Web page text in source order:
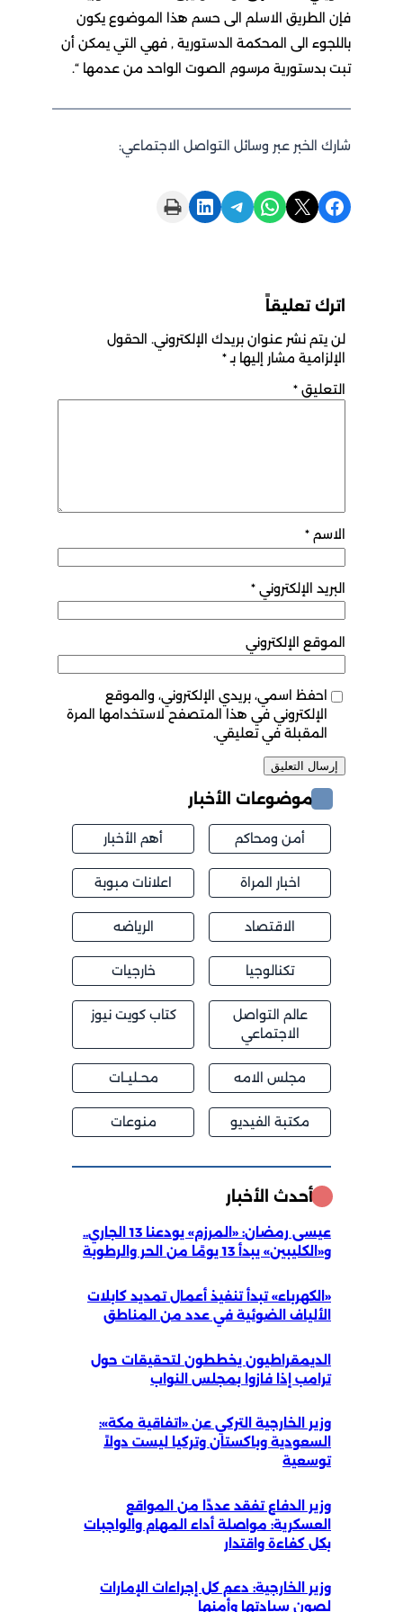
فإن الطريق الاسلم الى حسم هذا الموضوع يكون
باللجوء الى المحكمة الدستورية , فهي التي يمكن أن
تبت بدستورية مرسوم الصوت الواحد من عدمها “.
شارك الخبر عبر وسائل التواصل الاجتماعي:
Share on Facebook
Share on X
Share on WhatsApp
Share on Telegram
Share on LinkedIn
Print this Page
اترك تعليقاً
لن يتم نشر عنوان بريدك الإلكتروني. الحقول
الإلزامية مشار إليها بـ*
التعليق *
الاسم *
البريد الإلكتروني *
الموقع الإلكتروني
احفظ اسمي، بريدي الإلكتروني، والموقع
الإلكتروني في هذا المتصفح لاستخدامها المرة
المقبلة في تعليقي.
موضوعات الأخبار
أمن ومحاكم أهم الأخبار
اخبار المراة اعلانات مبوبة
الاقتصاد الرياضه
تكنالوجيا خارجيات
عالم التواصل
الاجتماعي
كتاب كويت نيوز
مجلس الامه محــليــات
مكتبة الفيديو منوعات
أحدث الأخبار
عيسى رمضان: «المرزم» يودعنا 13 الجاري..
و«الكليبين» يبدأ 13 يومًا من الحر والرطوبة
«الكهرباء» تبدأ تنفيذ أعمال تمديد كابلات
الألياف الضوئية في عدد من المناطق
الديمقراطيون يخططون لتحقيقات حول
ترامب إذا فازوا بمجلس النواب
وزير الخارجية التركي عن «اتفاقية مكة»:
السعودية وباكستان وتركيا ليست دولاً
توسعية
وزير الدفاع تفقد عددًا من المواقع
العسكرية: مواصلة أداء المهام والواجبات
بكل كفاءة واقتدار
وزير الخارجية: دعم كل إجراءات الإمارات
لصون سيادتها وأمنها